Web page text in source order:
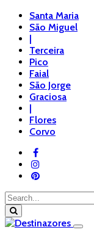
Santa Maria
São Miguel
|
Terceira
Pico
Faial
São Jorge
Graciosa
|
Flores
Corvo